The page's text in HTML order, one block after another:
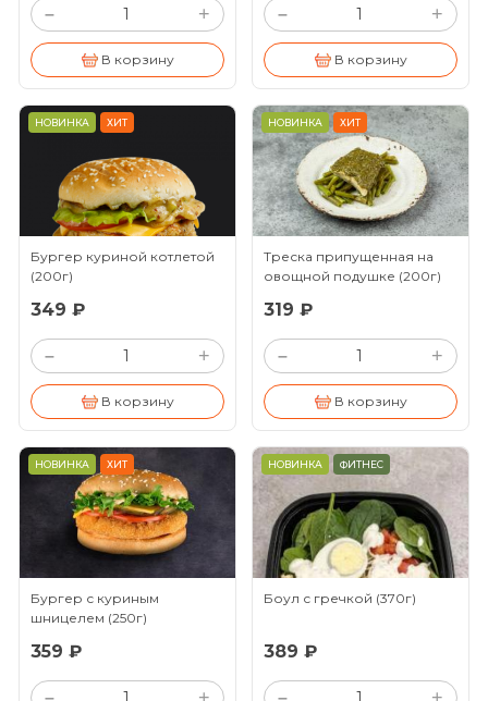
– +
В корзину
– +
В корзину
НОВИНКА ХИТ
Бургер куриной котлетой
(200г)
349 ₽
– +
В корзину
НОВИНКА ХИТ
Треска припущенная на
овощной подушке (200г)
319 ₽
– +
В корзину
НОВИНКА ХИТ
Бургер с куриным
шницелем (250г)
359 ₽
–
НОВИНКА ФИТНЕС
Боул с гречкой (370г)
389 ₽
–